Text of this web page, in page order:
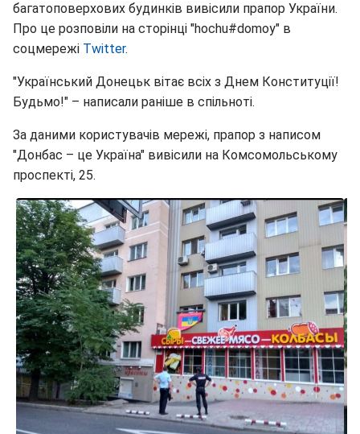
багатоповерхових будинків вивісили прапор України.
Про це розповіли на сторінці "hochu#domoy" в
соцмережі Twitter.
"Український Донецьк вітає всіх з Днем Конституції!
Будьмо!" – написали раніше в спільноті.
За даними користувачів мережі, прапор з написом
"Донбас – це Україна" вивісили на Комсомольському
проспекті, 25.